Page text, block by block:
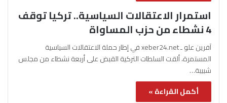
استمرار الاعتقالات السياسية.. تركيا توقف
4 نشطاء من حزب المساواة
آفرين علو ـ xeber24.net في إطار حملة الاعتقالات السياسية
المستمرة، ألقت السلطات التركية القبض على أربعة نشطاء من مجلس
شبيبة…
أكمل القراءة »